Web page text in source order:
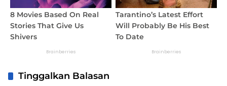
Tinggalkan Balasan